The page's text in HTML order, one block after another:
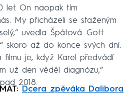
let. On naopak tím
My přicházeli se staženým
uvedla Špátová. Gott
skoro až do konce svých dní.
filmu je, když Karel předvádí
už den věděl diagnózu,“
2018.
Dcera zpěváka Dalibora